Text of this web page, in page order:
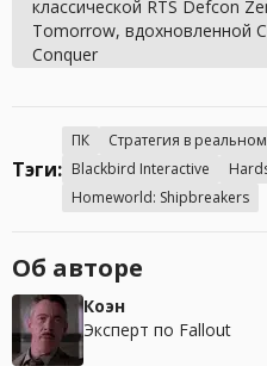
классической RTS Defcon
Tomorrow, вдохновленной
Conquer
Тэги:
ПК Стратегия в
Blackbird Interactive
Homeworld: Shipbreakers
Об авторе
Коэн
Эксперт по Fallout